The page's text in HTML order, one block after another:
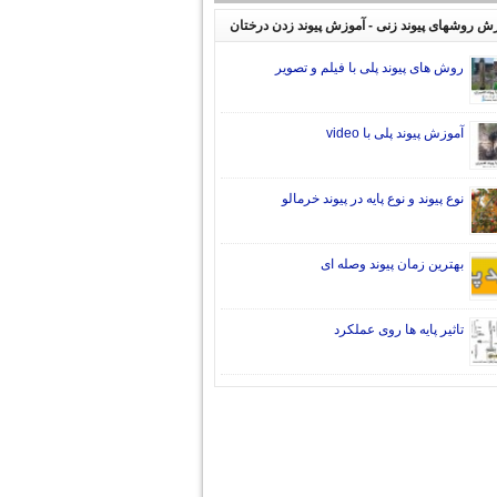
روشهای پیوند زنی - آموزش پیوند زدن درختان
روش های پیوند پلی با فیلم و تصویر
آموزش پیوند پلی با video
نوع پیوند و نوع پایه در پیوند خرمالو
بهترین زمان پیوند وصله ای
تاثیر پایه ها روی عملکرد